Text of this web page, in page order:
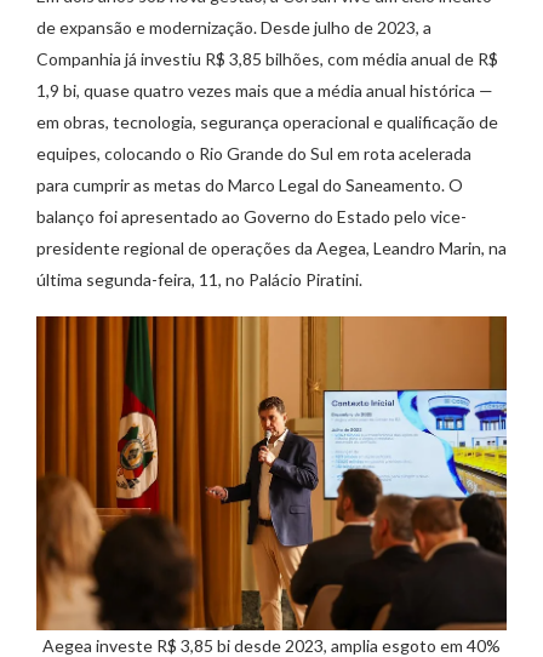
de expansão e modernização. Desde julho de 2023, a
Companhia já investiu R$ 3,85 bilhões, com média anual de R$
1,9 bi, quase quatro vezes mais que a média anual histórica —
em obras, tecnologia, segurança operacional e qualificação de
equipes, colocando o Rio Grande do Sul em rota acelerada
para cumprir as metas do Marco Legal do Saneamento. O
balanço foi apresentado ao Governo do Estado pelo vice-
presidente regional de operações da Aegea, Leandro Marin, na
última segunda-feira, 11, no Palácio Piratini.
Aegea investe R$ 3,85 bi desde 2023, amplia esgoto em 40%